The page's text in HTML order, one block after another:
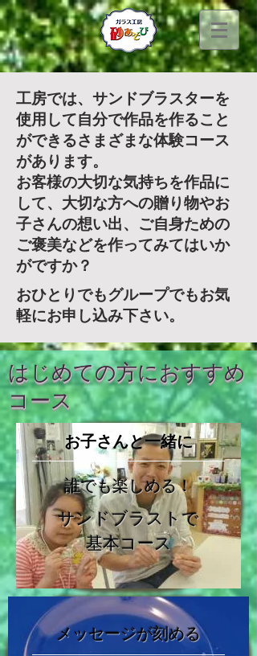
工房では、サンドブラスターを
使用して自分で作品を作ること
ができるさまざまな体験コース
があります。
お客様の大切な気持ちを作品に
して、大切な方への贈り物やお
子さんの想い出、ご自身ための
ご褒美などを作ってみてはいか
がですか？
おひとりでもグループでもお気
軽にお申し込み下さい。
はじめての方におすすめ
コース
サンドブラストで
​基本コース
お子さんと一緒に
誰でも楽しめる！
メッセージが刻める